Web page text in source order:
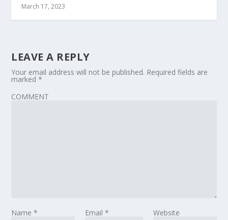
March 17, 2023
LEAVE A REPLY
Your email address will not be published. Required fields are
marked*
COMMENT
Name* Email * Website